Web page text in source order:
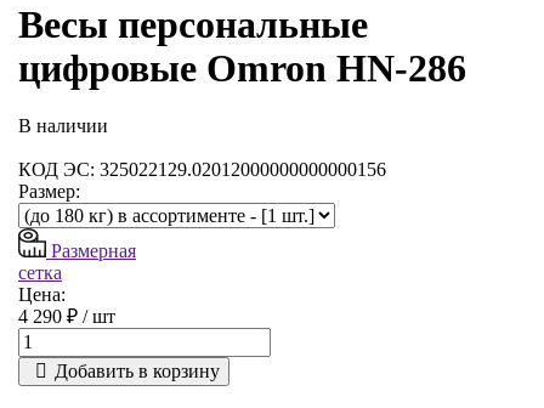
Весы персональные
цифровые Omron HN-286
В наличии
КОД ЭС: 325022129.02012000000000000156
Размер:
Размерная
сетка
Цена:
4 290 ₽ /шт
Добавить в корзину